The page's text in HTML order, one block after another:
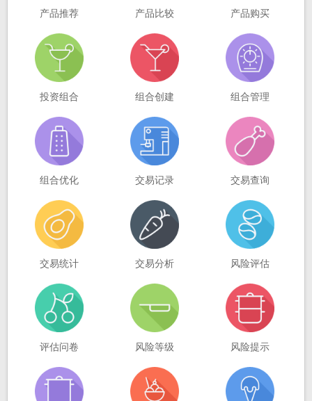
产品推荐 产品比较 产品购买
投资组合 组合创建 组合管理
组合优化 交易记录 交易查询
交易统计 交易分析 风险评估
评估问卷 风险等级 风险提示